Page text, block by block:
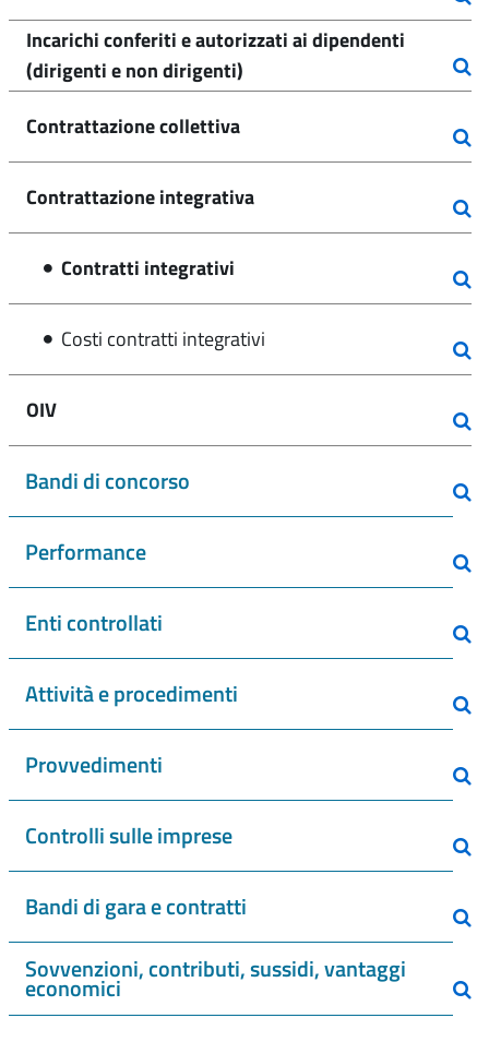
Incarichi conferiti e autorizzati ai dipendenti
(dirigenti e non dirigenti)
Contrattazione collettiva
Contrattazione integrativa
Contratti integrativi
Costi contratti integrativi
OIV
Bandi di concorso
Performance
Enti controllati
Attività e procedimenti
Provvedimenti
Controlli sulle imprese
Bandi di gara e contratti
Sovvenzioni, contributi, sussidi, vantaggi
economici